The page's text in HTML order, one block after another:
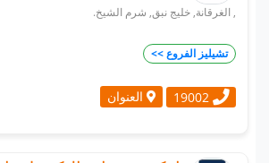
, الغرقانة, خليج نبق, شرم الشيخ.
تشيليز الفروع >>
العنوان